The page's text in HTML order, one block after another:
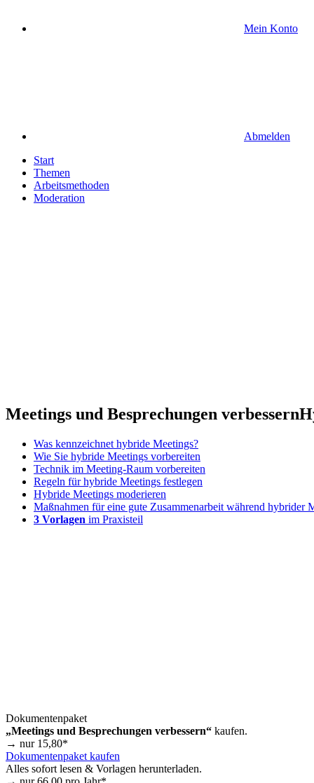
Mein Konto
Abmelden
Start
Themen
Arbeitsmethoden
Moderation
Meetings und Besprechungen verbessern
Was kennzeichnet hybride Meetings?
Wie Sie hybride Meetings vorbereiten
Technik im Meeting-Raum vorbereiten
Regeln für hybride Meetings festlegen
Hybride Meetings moderieren
Maßnahmen für eine gute Zusammenarbeit während hybrider
3 Vorlagen im Praxisteil
Dokumentenpaket
„Meetings und Besprechungen verbessern“ kaufen.
→ nur 15,80*
Dokumentenpaket kaufen
Alles sofort lesen & Vorlagen herunterladen.